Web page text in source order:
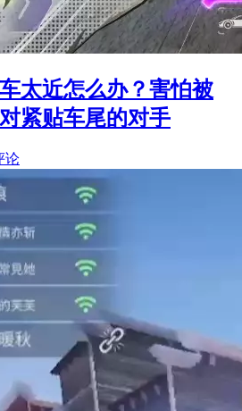
太近怎么办？害怕被
紧贴车尾的对手
论